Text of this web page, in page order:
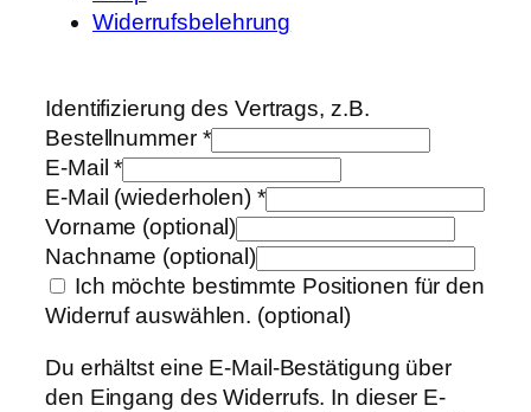
Widerrufsbelehrung
Identifizierung des Vertrags, z.B.
Bestellnummer *
E-Mail*
E-Mail (wiederholen) *
Vorname (optional)
Nachname (optional)
Ich möchte bestimmte Positionen für den
Widerruf auswählen. (optional)
Du erhältst eine E-Mail-Bestätigung über
den Eingang des Widerrufs. In dieser E-